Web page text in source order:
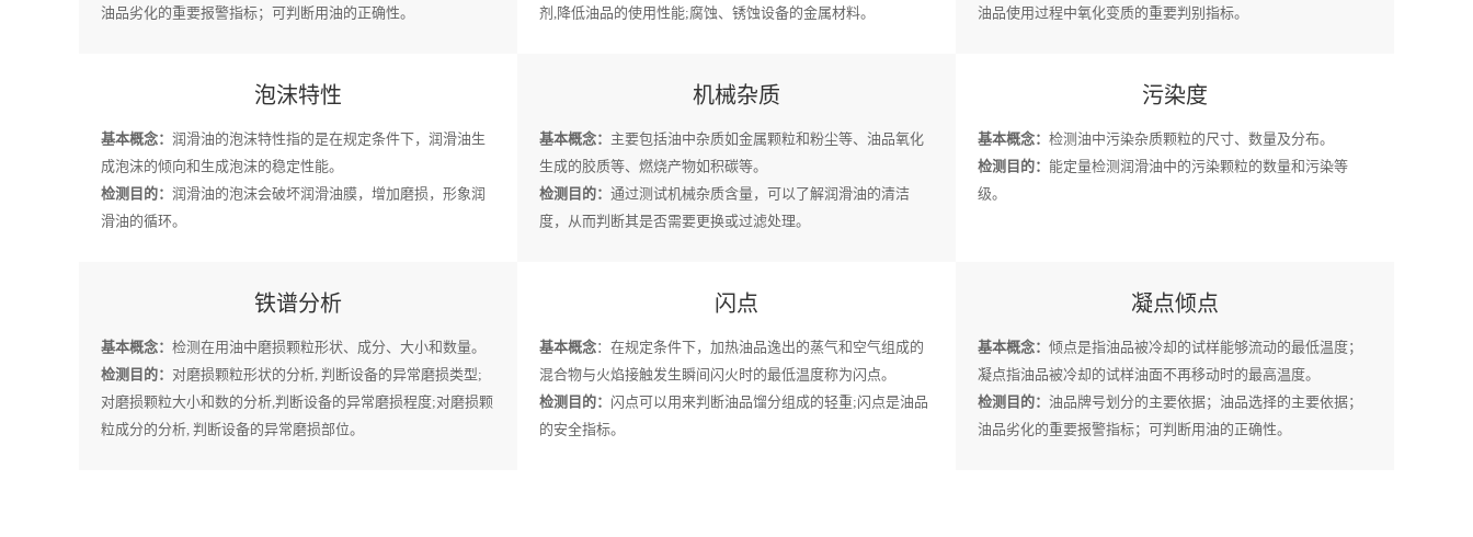
油品劣化的重要报警指标；可判断用油的正确性。
剂,降低油品的使用性能;腐蚀、锈蚀设备的金属材料。
油品使用过程中氧化变质的重要判别指标。
泡沫特性
基本概念： 润滑油的泡沫特性指的是在规定条件下，润滑油生
成泡沫的倾向和生成泡沫的稳定性能。
检测目的： 润滑油的泡沫会破坏润滑油膜，增加磨损，形象润
滑油的循环。
机械杂质
基本概念： 主要包括油中杂质如金属颗粒和粉尘等、油品氧化
生成的胶质等、燃烧产物如积碳等。
检测目的： 通过测试机械杂质含量，可以了解润滑油的清洁
度，从而判断其是否需要更换或过滤处理。
污染度
基本概念： 检测油中污染杂质颗粒的尺寸、数量及分布。
检测目的： 能定量检测润滑油中的污染颗粒的数量和污染等
级。
铁谱分析
基本概念： 检测在用油中磨损颗粒形状、成分、大小和数量。
检测目的： 对磨损颗粒形状的分析, 判断设备的异常磨损类型;
对磨损颗粒大小和数的分析,判断设备的异常磨损程度;对磨损颗
粒成分的分析, 判断设备的异常磨损部位。
闪点
基本概念：在规定条件下，加热油品逸出的蒸气和空气组成的
混合物与火焰接触发生瞬间闪火时的最低温度称为闪点。
检测目的： 闪点可以用来判断油品馏分组成的轻重;闪点是油品
的安全指标。
凝点倾点
基本概念： 倾点是指油品被冷却的试样能够流动的最低温度；
凝点指油品被冷却的试样油面不再移动时的最高温度。
检测目的： 油品牌号划分的主要依据；油品选择的主要依据；
油品劣化的重要报警指标；可判断用油的正确性。